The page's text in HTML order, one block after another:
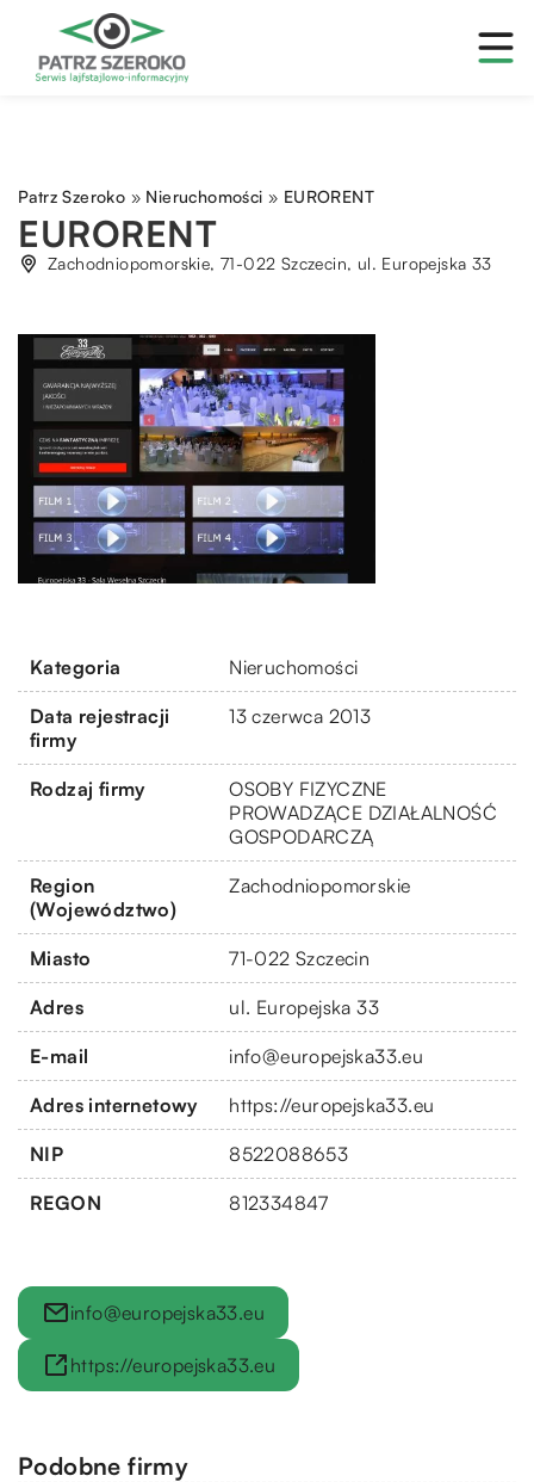
Patrz Szeroko » Nieruchomości » EURORENT
EURORENT
Zachodniopomorskie, 71-022 Szczecin, ul. Europejska 33
Kategoria Nieruchomości
Data rejestracji
firmy
13 czerwca 2013
Rodzaj firmy
OSOBY FIZYCZNE
PROWADZĄCE DZIAŁALNOŚĆ
GOSPODARCZĄ
Region
(Województwo)
Zachodniopomorskie
Miasto 71-022 Szczecin
Adres ul. Europejska 33
E-mail info@europejska33.eu
Adres internetowy https://europejska33.eu
NIP 8522088653
REGON 812334847
info@europejska33.eu
https://europejska33.eu
Podobne firmy